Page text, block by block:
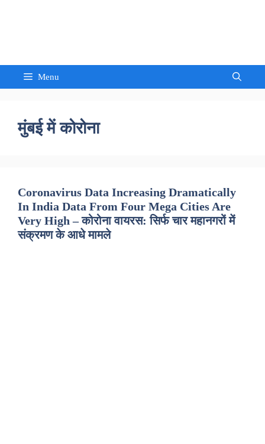
Menu
मुंबई में कोरोना
Coronavirus Data Increasing Dramatically
In India Data From Four Mega Cities Are
Very High – कोरोना वायरस: सिर्फ चार महानगरों में
संक्रमण के आधे मामले